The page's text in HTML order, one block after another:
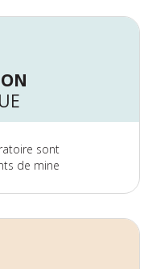
sont
de mine